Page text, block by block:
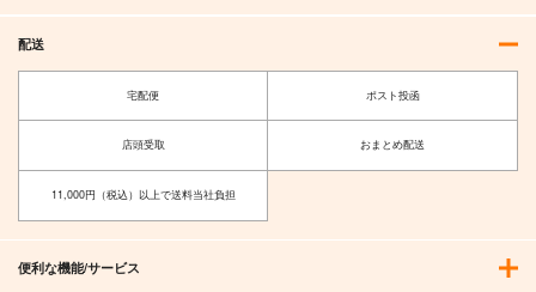
配送
宅配便 ポスト投函
店頭受取 おまとめ配送
11,000円（税込）以上で送料当社負担
便利な機能/サービス